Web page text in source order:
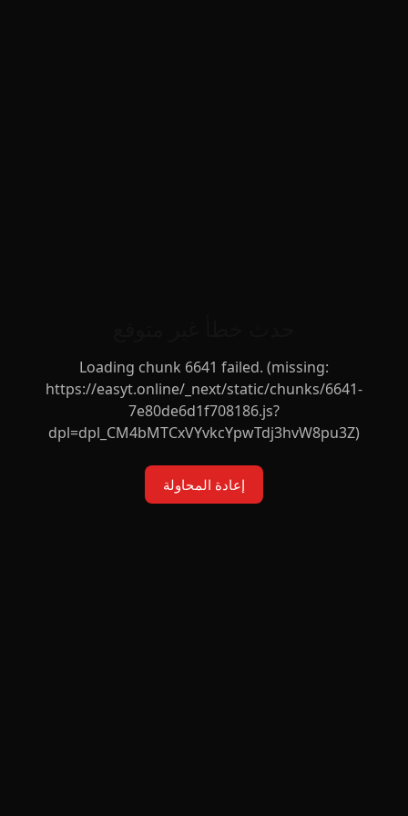
Loading chunk 6641 failed. (missing:
https://easyt.online/_next/static/chunks/6641-
7e80de6d1f708186.js?
dpl=dpl_CM4bMTCxVYvkcYpwTdj3hvW8pu3Z)
إعادة المحاولة